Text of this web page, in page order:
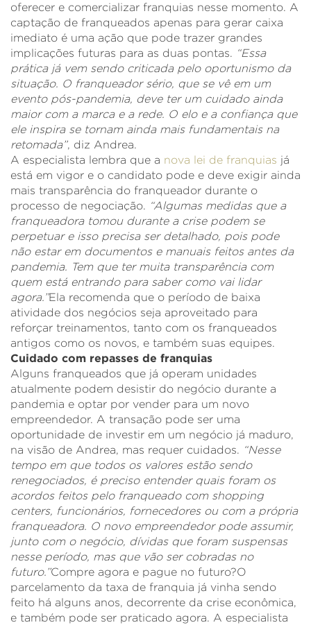
oferecer e comercializar franquias nesse momento. A
captação de franqueados apenas para gerar caixa
imediato é uma ação que pode trazer grandes
implicações futuras para as duas pontas. “Essa
prática já vem sendo criticada pelo oportunismo da
situação. O franqueador sério, que se vê em um
evento pós-pandemia, deve ter um cuidado ainda
maior com a marca e a rede. O elo e a confiança que
ele inspira se tornam ainda mais fundamentais na
retomada”, diz Andrea.
A especialista lembra que a nova lei de franquias já
está em vigor e o candidato pode e deve exigir ainda
mais transparência do franqueador durante o
processo de negociação. “Algumas medidas que a
franqueadora tomou durante a crise podem se
perpetuar e isso precisa ser detalhado, pois pode
não estar em documentos e manuais feitos antes da
pandemia. Tem que ter muita transparência com
quem está entrando para saber como vai lidar
agora.”Ela recomenda que o período de baixa
atividade dos negócios seja aproveitado para
reforçar treinamentos, tanto com os franqueados
antigos como os novos, e também suas equipes.
Cuidado com repasses de franquias
Alguns franqueados que já operam unidades
atualmente podem desistir do negócio durante a
pandemia e optar por vender para um novo
empreendedor. A transação pode ser uma
oportunidade de investir em um negócio já maduro,
na visão de Andrea, mas requer cuidados. “Nesse
tempo em que todos os valores estão sendo
renegociados, é preciso entender quais foram os
acordos feitos pelo franqueado com shopping
centers, funcionários, fornecedores ou com a própria
franqueadora. O novo empreendedor pode assumir,
junto com o negócio, dívidas que foram suspensas
nesse período, mas que vão ser cobradas no
futuro.”Compre agora e pague no futuro?O
parcelamento da taxa de franquia já vinha sendo
feito há alguns anos, decorrente da crise econômica,
e também pode ser praticado agora. A especialista